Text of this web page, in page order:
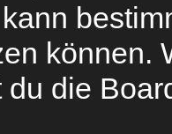
können.
du die